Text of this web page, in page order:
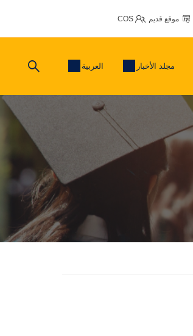
موقع قديم COS
مجلد الأخبار العربية